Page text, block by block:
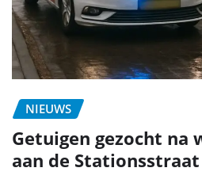
NIEUWS
Getuigen gezocht na
aan de